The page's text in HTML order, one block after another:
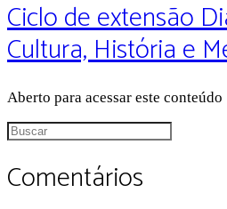
Ciclo de extensão
Cultura, História e
Aberto para acessar este conteúdo
Procurar
Comentários